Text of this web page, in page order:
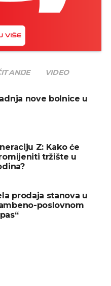
VIDEO
nove bolnice u
tržište u
prodaja stanova u
poslovnom